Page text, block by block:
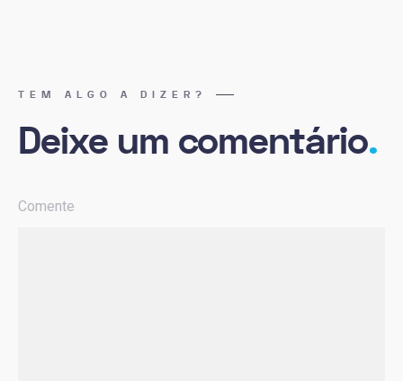
TEM ALGO A DIZER?
Deixe um comentário.
Comente